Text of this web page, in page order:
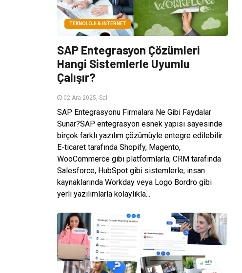
TEKNOLOJI & İNTERNET
SAP Entegrasyon Çözümleri
Hangi Sistemlerle Uyumlu
Çalışır?
02 Ara 2025, Sal
SAP Entegrasyonu Firmalara Ne Gibi Faydalar
Sunar?SAP entegrasyon esnek yapısı sayesinde
birçok farklı yazılım çözümüyle entegre edilebilir.
E-ticaret tarafında Shopify, Magento,
WooCommerce gibi platformlarla; CRM tarafında
Salesforce, HubSpot gibi sistemlerle; insan
kaynaklarında Workday veya Logo Bordro gibi
yerli yazılımlarla kolaylıkla...